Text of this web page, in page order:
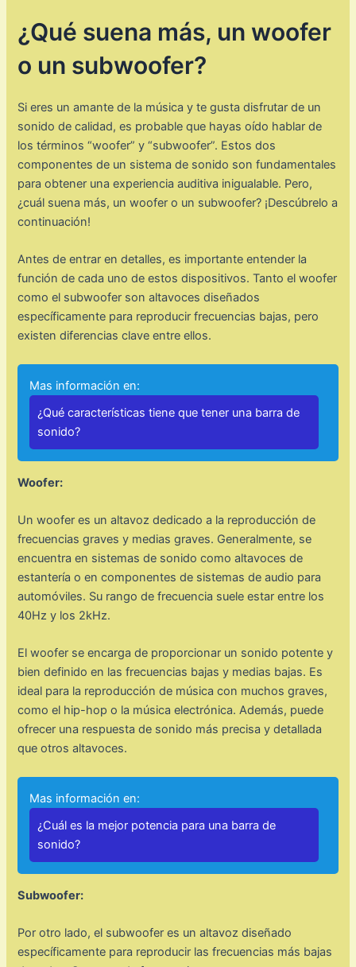
¿Qué suena más, un woofer
o un subwoofer?
Si eres un amante de la música y te gusta disfrutar de un
sonido de calidad, es probable que hayas oído hablar de
los términos “woofer” y “subwoofer”. Estos dos
componentes de un sistema de sonido son fundamentales
para obtener una experiencia auditiva inigualable. Pero,
¿cuál suena más, un woofer o un subwoofer? ¡Descúbrelo a
continuación!
Antes de entrar en detalles, es importante entender la
función de cada uno de estos dispositivos. Tanto el woofer
como el subwoofer son altavoces diseñados
específicamente para reproducir frecuencias bajas, pero
existen diferencias clave entre ellos.
Mas información en:
¿Qué características tiene que tener una barra de
sonido?
Woofer:
Un woofer es un altavoz dedicado a la reproducción de
frecuencias graves y medias graves. Generalmente, se
encuentra en sistemas de sonido como altavoces de
estantería o en componentes de sistemas de audio para
automóviles. Su rango de frecuencia suele estar entre los
40Hz y los 2kHz.
El woofer se encarga de proporcionar un sonido potente y
bien definido en las frecuencias bajas y medias bajas. Es
ideal para la reproducción de música con muchos graves,
como el hip-hop o la música electrónica. Además, puede
ofrecer una respuesta de sonido más precisa y detallada
que otros altavoces.
Mas información en:
¿Cuál es la mejor potencia para una barra de
sonido?
Subwoofer:
Por otro lado, el subwoofer es un altavoz diseñado
específicamente para reproducir las frecuencias más bajas